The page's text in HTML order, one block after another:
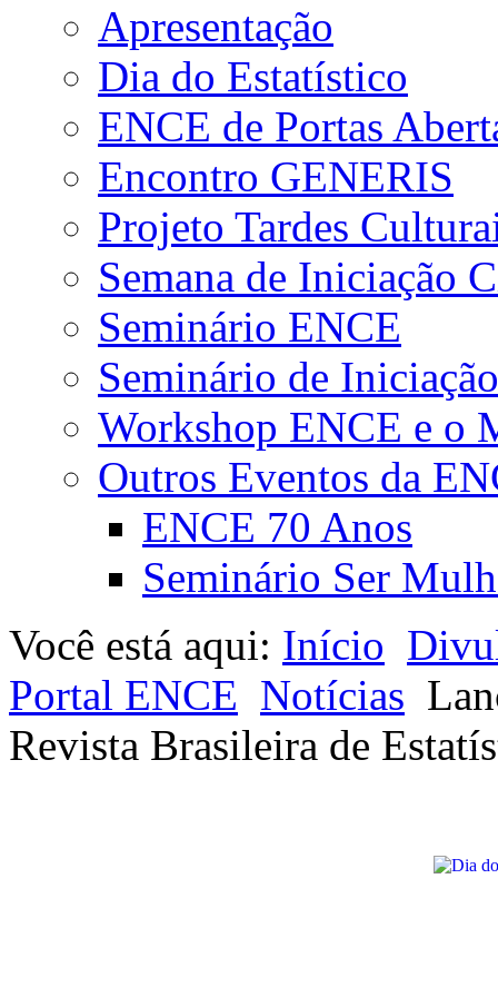
Apresentação
Dia do Estatístico
ENCE de Portas
Encontro GENERIS
Projeto Tardes
Semana de Iniciação
Seminário ENCE
Seminário de
Workshop ENCE e o
Outros Eventos da
ENCE 70 Anos
Seminário Ser
Você está aqui: Início
Portal ENCE Notícias
Revista Brasileira de